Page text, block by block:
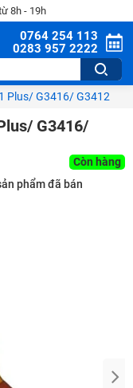
8h - 19h
0764 254 113
0283 957 2222
Plus/ G3416/ G3412
G3416/
Còn hàng
phẩm đã bán